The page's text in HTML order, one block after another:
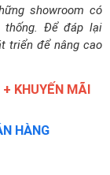
KHUYẾN MÃI
HÀNG